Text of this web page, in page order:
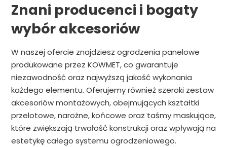
Znani producenci i bogaty
wybór akcesoriów
W naszej ofercie znajdziesz ogrodzenia panelowe
produkowane przez KOWMET, co gwarantuje
niezawodność oraz najwyższą jakość wykonania
każdego elementu. Oferujemy również szeroki zestaw
akcesoriów montażowych, obejmujących kształtki
przelotowe, narożne, końcowe oraz taśmy maskujące,
które zwiększają trwałość konstrukcji oraz wpływają na
estetykę całego systemu ogrodzeniowego.